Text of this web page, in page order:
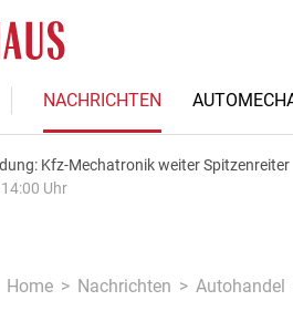
NACHRICHTEN
Kfz-Mechatronik weiter Spitzenreiter
Uhr
Home Nachrichten Autohandel